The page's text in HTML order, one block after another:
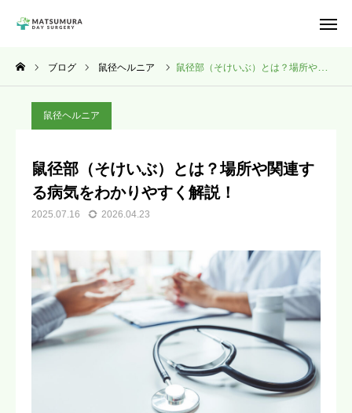
ブログ 鼠径ヘルニア 鼠径部（そけいぶ）とは？場所や関連する病気をわかりやすく解説！
鼠径ヘルニア
鼠径部（そけいぶ）とは？場所や関連す
る病気をわかりやすく解説！
2025.07.16 2026.04.23
アクセス 電話予約
Web予約
クリニック情報
鼠径ヘルニア
手掌多汗症
一般外科